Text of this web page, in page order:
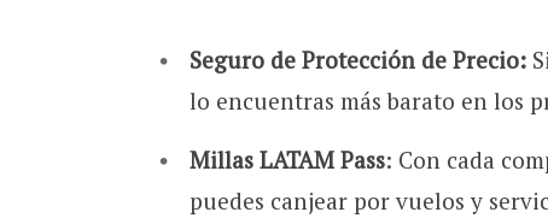
Seguro de Protección de Precio:
lo encuentras más barato en los
Millas LATAM Pass: Con cada
puedes canjear por vuelos y